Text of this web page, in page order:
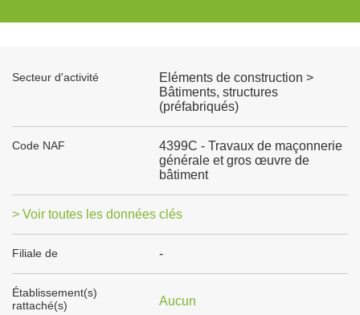
Secteur d'activité
Eléments de construction >
Bâtiments, structures
(préfabriqués)
Code NAF
4399C - Travaux de maçonnerie
générale et gros œuvre de
bâtiment
> Voir toutes les données clés
Filiale de -
Établissement(s)
rattaché(s)
Aucun